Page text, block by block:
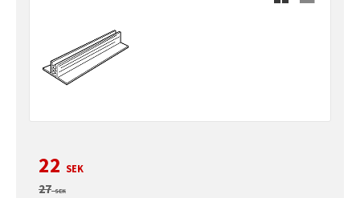
Nedsatt pris:
22 SEK
Ordinarie pris:
27SEK